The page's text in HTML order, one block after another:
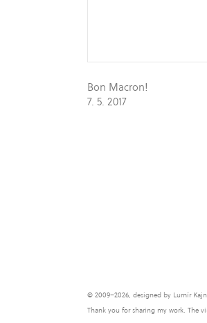
Bon Macron!
7. 5. 2017
© 2009–2026, designed by Lumír
Thank you for sharing my work. The